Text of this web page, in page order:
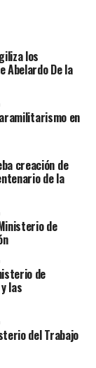
los
Abelardo De la
en
creación de
de la
de
de
las
del Trabajo